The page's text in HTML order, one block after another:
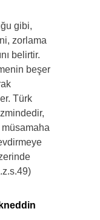
gibi,
zorlama
belirtir.
beşer
Türk